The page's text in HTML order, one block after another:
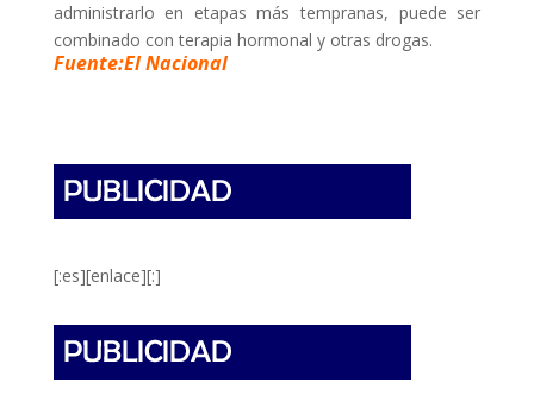
administrarlo en etapas más tempranas, puede ser
combinado con terapia hormonal y otras drogas.
Fuente:El Nacional
[:es][enlace][:]